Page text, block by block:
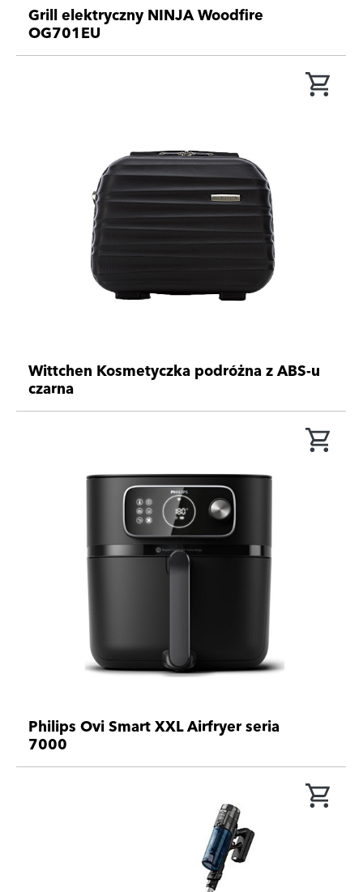
Grill elektryczny NINJA Woodfire
OG701EU
Wittchen Kosmetyczka podróżna z ABS-u
czarna
Philips Ovi Smart XXL Airfryer seria
7000